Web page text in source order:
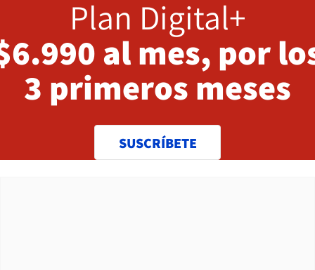
Plan Digital+
al mes, por
3 primeros meses
SUSCRÍBETE